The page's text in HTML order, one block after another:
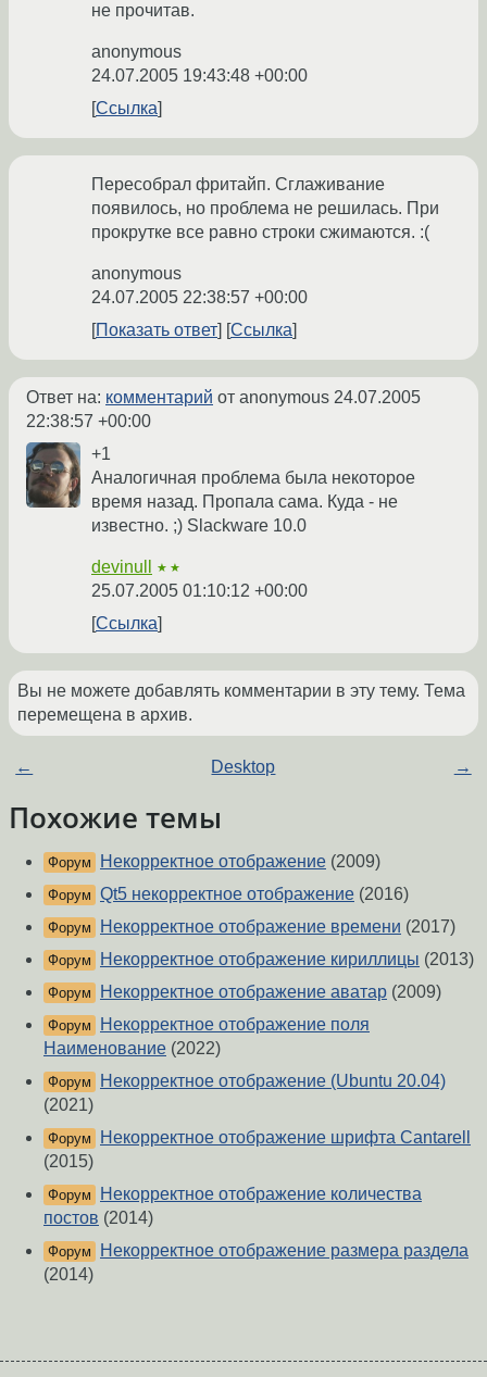
не прочитав.
anonymous
24.07.2005 19:43:48 +00:00
Ссылка
Пересобрал фритайп. Сглаживание
появилось, но проблема не решилась. При
прокрутке все равно строки сжимаются. :(
anonymous
24.07.2005 22:38:57 +00:00
Показать ответ
Ссылка
Ответ на: комментарий от anonymous 24.07.2005
22:38:57 +00:00
+1
Аналогичная проблема была некоторое
время назад. Пропала сама. Куда - не
известно. ;) Slackware 10.0
devinull ★★
25.07.2005 01:10:12 +00:00
Ссылка
Вы не можете добавлять комментарии в эту тему. Тема
перемещена в архив.
← Desktop →
Похожие темы
Форум Некорректное отображение (2009)
Форум Qt5 некорректное отображение (2016)
Форум Некорректное отображение времени (2017)
Форум Некорректное отображение кириллицы (2013)
Форум Некорректное отображение аватар (2009)
Форум
Некорректное отображение поля
Наименование (2022)
Форум
Некорректное отображение (Ubuntu 20.04)
(2021)
Форум
Некорректное отображение шрифта Cantarell
(2015)
Форум
Некорректное отображение количества
постов (2014)
Форум
Некорректное отображение размера раздела
(2014)